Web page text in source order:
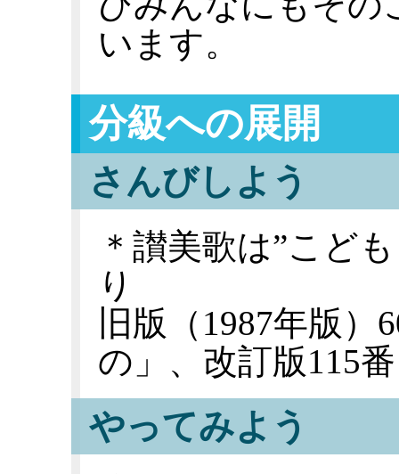
います。
分級への展開
さんびしよう
＊讃美歌は”こど
り
旧版（1987年版
の」、改訂版115
やってみよう